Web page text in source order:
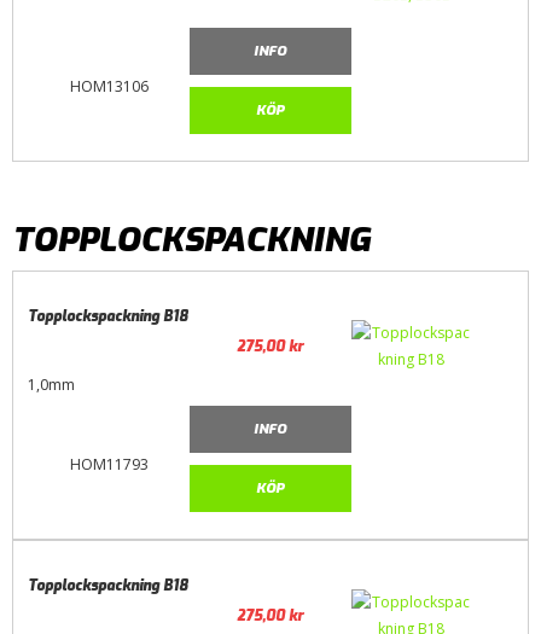
HOM13106
INFO
KÖP
TOPPLOCKSPACKNING
HOM11793
Topplockspackning B18
1,0mm
275,00kr
INFO
KÖP
Topplockspackning B18
275,00kr